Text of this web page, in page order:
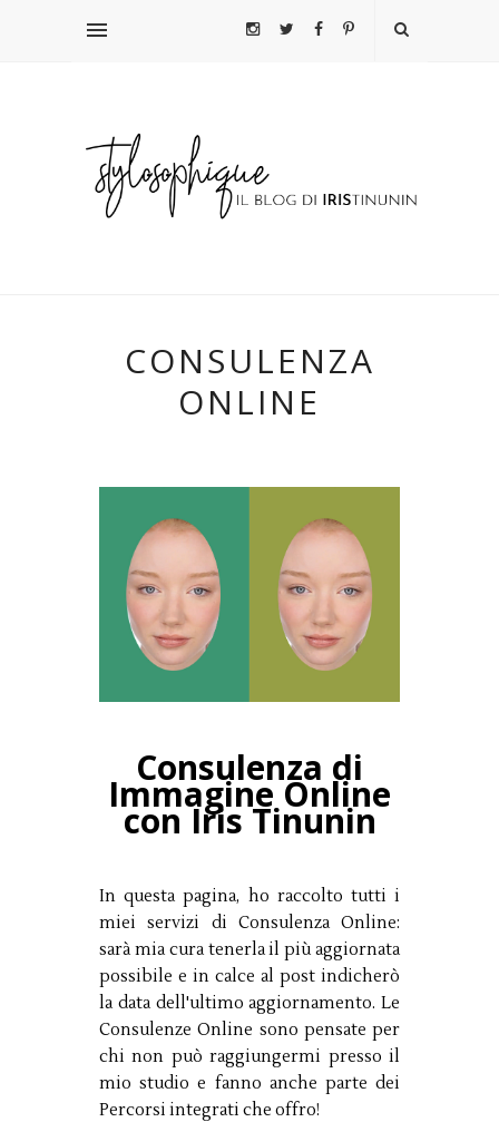
CONSULENZA
ONLINE
Consulenza di
Immagine Online
con Iris Tinunin
In questa pagina, ho raccolto tutti i
miei servizi di Consulenza Online:
sarà mia cura tenerla il più aggiornata
possibile e in calce al post indicherò
la data dell'ultimo aggiornamento. Le
Consulenze Online sono pensate per
chi non può raggiungermi presso il
mio studio e fanno anche parte dei
Percorsi integrati che offro!